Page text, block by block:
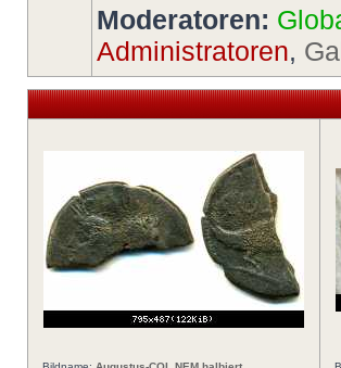
Moderatoren:
Administratoren,